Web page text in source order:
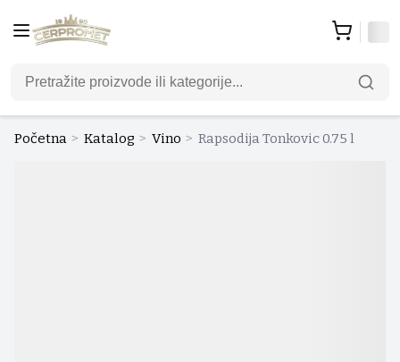
Početna > Katalog > Vino > Rapsodija Tonkovic 0.75 l